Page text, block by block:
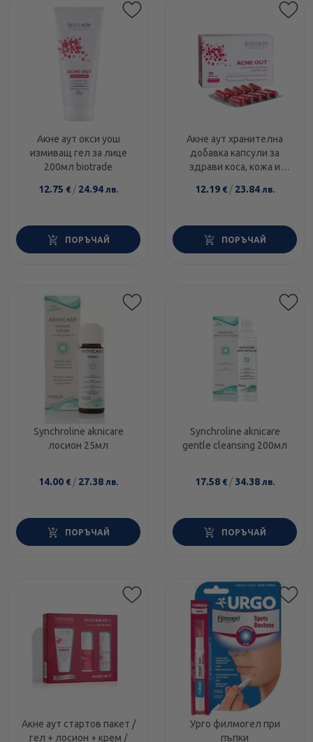
Акне аут окси уош
измиващ гел за лице
200мл biotrade
12.75 € / 24.94 лв.
ПОРЪЧАЙ
Акне аут хранителна
добавка капсули за
здрави коса, кожа и
12.19 € / 23.84 лв.
ПОРЪЧАЙ
Synchroline aknicare
лосион 25мл
14.00 € / 27.38 лв.
ПОРЪЧАЙ
Synchroline aknicare
gentle cleansing 200мл
17.58 € / 34.38 лв.
ПОРЪЧАЙ
Акне аут стартов пакет /
гел + лосион + крем /
Урго филмогел при
пъпки